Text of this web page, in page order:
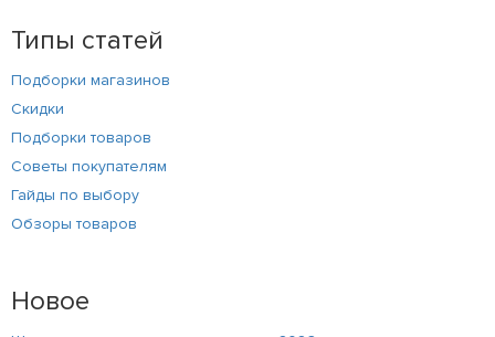
Типы статей
Подборки магазинов
Скидки
Подборки товаров
Советы покупателям
Гайды по выбору
Обзоры товаров
Новое